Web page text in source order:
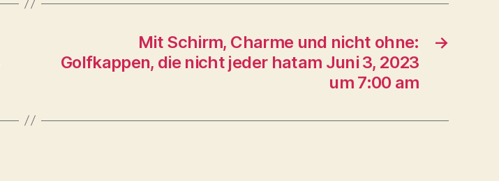
→
Mit Schirm, Charme und nicht ohne:
Golfkappen, die nicht jeder hatam Juni 3, 2023
um 7:00 am